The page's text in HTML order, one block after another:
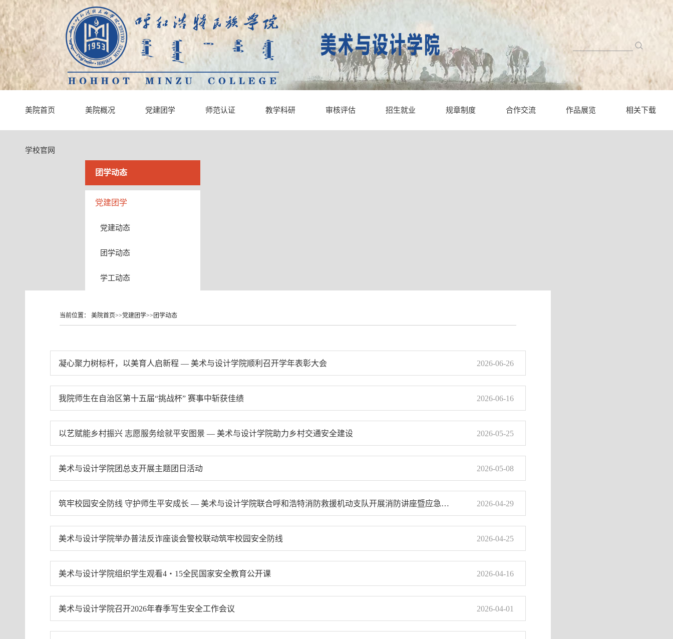
美院首页 美院概况 党建团学 师范认证 教学科研 审核评估 招生就业 规章制度 合作交流 作品展览 相关下载
学校官网
团学动态
党建团学
党建动态
团学动态
学工动态
当前位置： 美院首页>>党建团学>> 团学动态
2026-06-26
凝心聚力树标杆，以美育人启新程 — 美术与设计学院顺利召开学年表彰大会
2026-06-16
我院师生在自治区第十五届“挑战杯” 赛事中斩获佳绩
2026-05-25
以艺赋能乡村振兴 志愿服务绘就平安图景 — 美术与设计学院助力乡村交通安全建设
2026-05-08
美术与设计学院团总支开展主题团日活动
2026-04-29
筑牢校园安全防线 守护师生平安成长 — 美术与设计学院联合呼和浩特消防救援机动支队开展消防讲座暨应急演练
2026-04-25
美术与设计学院举办普法反诈座谈会警校联动筑牢校园安全防线
2026-04-16
美术与设计学院组织学生观看4・15全民国家安全教育公开课
2026-04-01
美术与设计学院召开2026年春季写生安全工作会议